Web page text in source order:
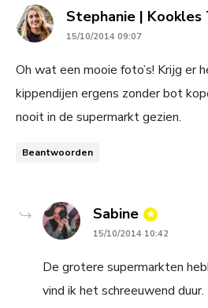
Stephanie | Kookles
15/10/2014 09:07
Oh wat een mooie foto’s! Krijg er
kippendijen ergens zonder bot
nooit in de supermarkt gezien.
Beantwoorden
Sabine says:
15/10/2014 10:42
De grotere supermarkten
vind ik het schreeuwend